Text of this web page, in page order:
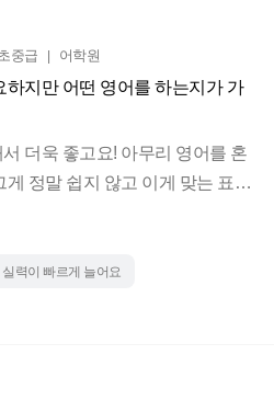
딱한 대답이 아니라 '대화'다"라
하는 게 아니라 상대와 소통하며
수 있어서 수업 내내 정말 유익
자체 교재로 쓰였던 go, get, take,
종합 정리본을 드린다고 해요! 진
중급 어학원
하지만 어떤 영어를 하는지가 가
더욱 좋고요! 아무리 영어를 혼
정말 쉽지 않고 이게 맞는 표현
쌤의 뉘앙스영어로 해결되었습
하는 것이 아니라 상황에 맞는 문
실력이 빠르게 늘어요